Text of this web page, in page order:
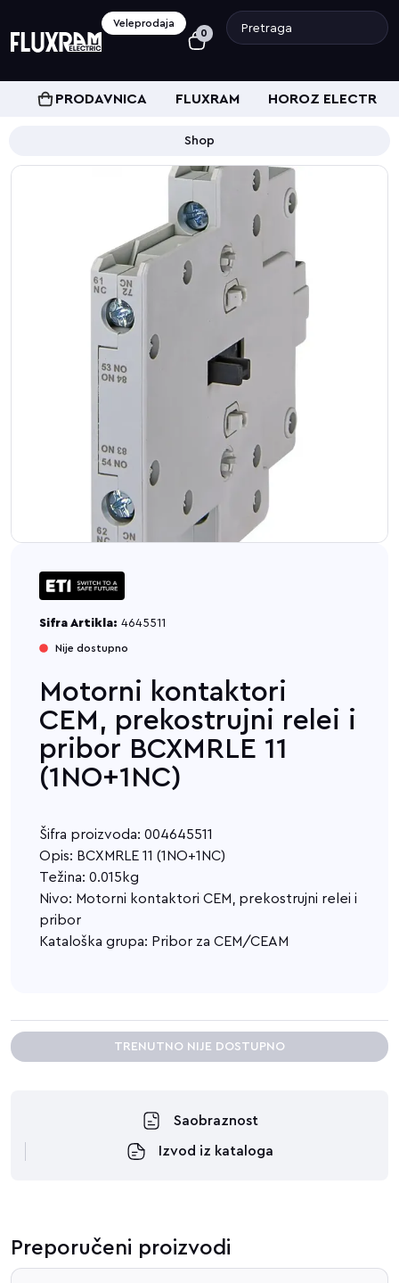
Veleprodaja
0
PRODAVNICA FLUXRAM HOROZ ELECTRIC
Shop
Sifra Artikla: 4645511
Nije dostupno
Motorni kontaktori
CEM, prekostrujni relei i
pribor BCXMRLE 11
(1NO+1NC)
Šifra proizvoda: 004645511
Opis: BCXMRLE 11 (1NO+1NC)
Težina: 0.015kg
Nivo: Motorni kontaktori CEM, prekostrujni relei i
pribor
Kataloška grupa: Pribor za CEM/CEAM
TRENUTNO NIJE DOSTUPNO
Saobraznost
Izvod iz kataloga
Preporučeni proizvodi